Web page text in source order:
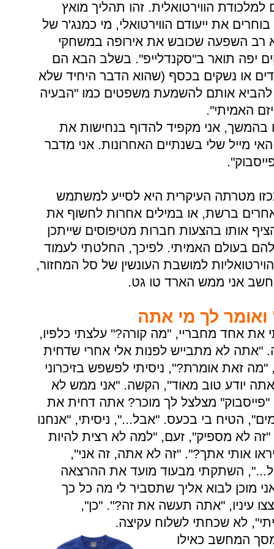
הווירטואלית. זהו תהליך מואץ
את ייעודם הווירטואלי, מי כמנג'ר של
רב השפעה שכובש את אירופה במשחקי
יפה תואר ב"סקנדלייפ". בשלב הבא הם
או נשקים בכסף (שהוא הדבר היחיד שלא
להביא אותם להשמעת משפטים כמו "הבעיה
האמיתי".
בהמשך, אני מקפיד להדוף בנחישות את
מייל שלי בשנתיים האחרונות. אני מדבר
מטרתה העיקרית היא לסייע למשתמש
ברשת, או במילים אחרות לחשוף את
אותו בהצעות חברות מטיפוסים שייתכן
בעולם האמיתי. לפיכך, החלטתי לעמוד
למושבת העונשין של סל המחזור,
אני ממש הארד טו גט.
לך מי אתה
את אחד מחבריי, "מה קורה?" עלצתי כלפיו,
"אתה לא מתבייש לפנות אלי אחרי שדחית
זאת אומרת?", ניסיתי לפשפש בזיכרוני
יודע טוב מאוד", הקשה. "אני ממש לא
"פייסבוק" מצלצל לך מוכר? אתה דחית את
הטיח בי בכעס. "אבל...", ניסיתי, "אנחנו
לא מספיק", זעם, "למה לא רצית להיות
אותי אתך?". "זה לא אתה, זה אני",
השתקתי מבעוד מועד את ההרצאה
מוכן לבוא אליך שתסביר לי מה כל כך
עיניו, "אתה תעשה את זה?". "כן",
לא שכחתי לשלוח עקיצה.
המחשב כאילו